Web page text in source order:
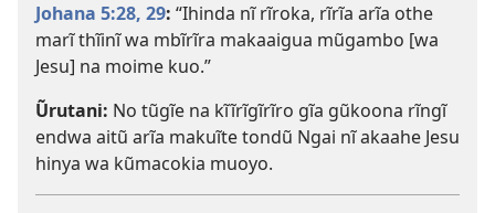
Johana 5:28, 29: “Ihinda nĩ rĩroka, rĩrĩa arĩa othe
marĩ thĩinĩ wa mbĩrĩra makaaigua mũgambo [wa
Jesu] na moime kuo.”
Ũrutani: No tũgĩe na kĩĩrĩgĩrĩro gĩa gũkoona rĩngĩ
endwa aitũ arĩa makuĩte tondũ Ngai nĩ akaahe Jesu
hinya wa kũmacokia muoyo.